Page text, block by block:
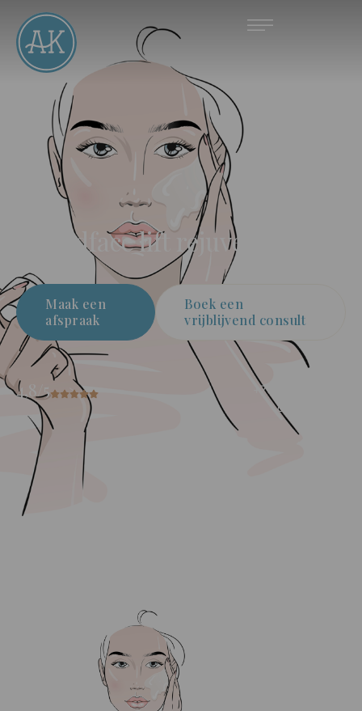
Midface lift rejuvenation
Maak een
afspraak
Boek een
vrijblijvend consult
4,8/5
+7000 tevreden
cliënten